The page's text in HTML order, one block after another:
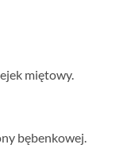
miętowy.
bębenkowej.